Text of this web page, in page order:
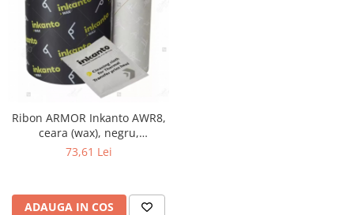
Ribon ARMOR Inkanto AWR8,
ceara (wax), negru,
154mmX600M, OUT
73,61 Lei
ADAUGA IN COS